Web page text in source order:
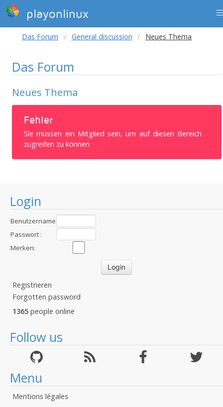
playonlinux
Login
Benutzername
:Passwort :
Merken:
Registrieren
Forgotten password
1365 people online
Follow us
Menu
Mentions légales
Das Forum General discussion Neues Thema
Das Forum
Neues Thema
Fehler
Sie müssen ein Mitglied sein, um auf diesen Bereich
zugreifen zu können